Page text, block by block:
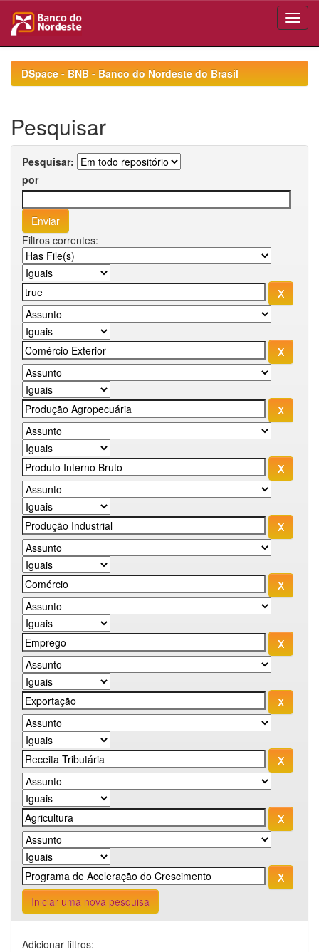
navigationDSpace - BNB - Banco do Nordeste do Brasil
Pesquisar
Pesquisar:
por
Filtros correntes:
Iniciar uma nova pesquisa
Adicionar filtros: